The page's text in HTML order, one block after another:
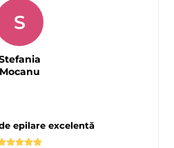
epilare excelentă
S
Mocanu